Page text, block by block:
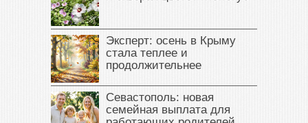
Эксперт: осень в Крыму
стала теплее и
продолжительнее
Севастополь: новая
семейная выплата для